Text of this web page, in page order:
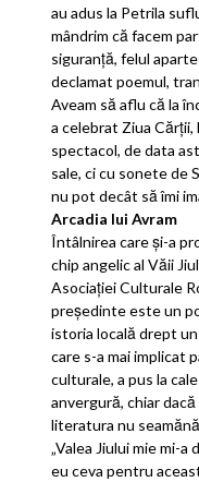
au adus la Petrila
mândrim că facem
siguranţă, felul
declamat poemul,
Aveam să aflu că la
a celebrat Ziua
spectacol, de data
sale, ci cu sonete de
nu pot decât să îmi
Arcadia lui Avram
Întâlnirea care şi-a
chip angelic al Văii
Asociaţiei Culturale
preşedinte este un
istoria locală drept
care s-a mai implicat
culturale, a pus la
anvergură, chiar
literatura nu
„Valea Jiului mie mi-
eu ceva pentru